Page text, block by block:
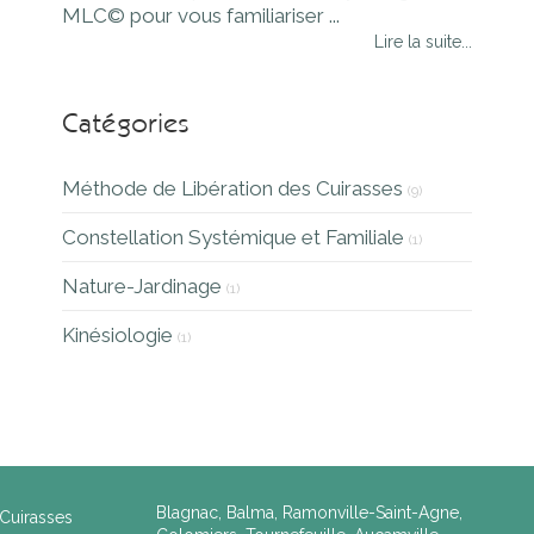
MLC© pour vous familiariser ...
Lire la suite...
Catégories
Méthode de Libération des Cuirasses (9)
Constellation Systémique et Familiale (1)
Nature-Jardinage (1)
Kinésiologie (1)
Blagnac, Balma, Ramonville-Saint-Agne,